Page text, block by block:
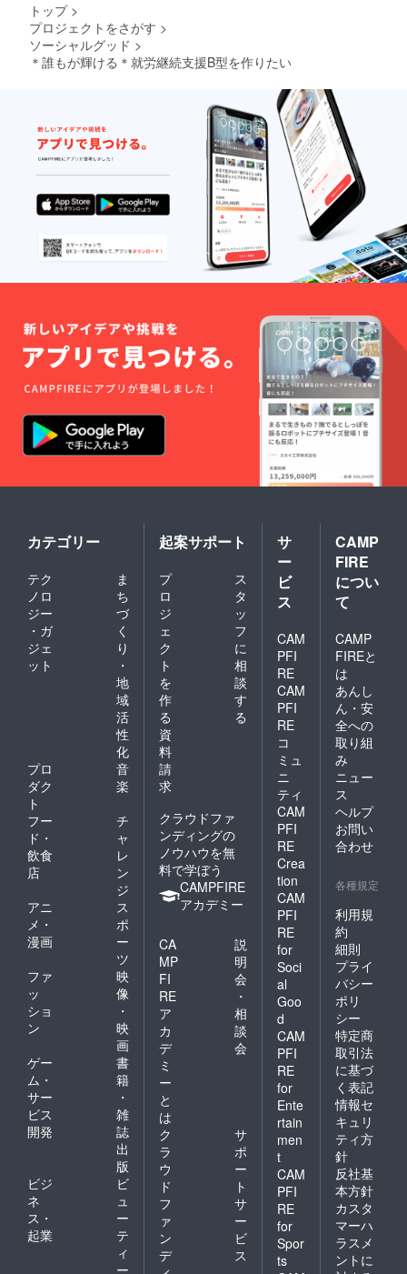
ずは、「いらっしゃい
ませ」「ありがとうご
えたら、立派な接客だ
と思っています。その
日の体調によって、
「今日は裏方をやりた
い」「今日は少しだけ
接客してみたい」そん
な風に、自分のペース
で参加できる環境を作
りたいです。もちろ
以上、売上はとても大
切です。ですが、“売
うと、本来の福祉の目
的から離れてしまうと
思っています。ルミナ
て安定して運営してい
安心して働けることそ
切にしたいと考えてい
ます。⸻地域と繋
がれる場所にしたいル
ミナスは、利用者さん
だけの場所ではなく、
地域の方も気軽に来ら
れる場所を目指してい
ます。障害福祉は、ま
だまだ知られていない
部分も多く、「就労支
援って何をする場所な
の？」と思う方も少な
くありません。だから
こそ、地域の方が自然
に立ち寄れて、交流が
生まれる場所にしたい
と思っています。利用
者さんが作った作品を
手に取ってもらった
り、イベントを通して
繋がったり。そんな小
さな交流が、利用者さ
んの自信にも繋がって
いくと考えています。
⸻最後にルミナス
では、「無理をしなく
ていい」「自分のペー
スでいい」そんな風に
思える場所を作りたい
です。そして、“支援
されるだけ”ではな
ることが大切なのだ
と、今は自分に言い聞
かせています。今はま
ません。それでも、こ
れを読んでくださる
方、拡散してくださる
方、応援の言葉をくだ
さる方の存在が、本当
す。少しずつでも、必
要としている方へ届く
を続けていきたいと思
います。応援よろしく
お願いいたします。
トップ >
プロジェクトをさがす >
ソーシャルグッド >
＊誰もが輝ける＊就労継続支援B型を作りたい
カテゴリー
テク
ノロ
ジー
・ガ
ジェ
ット
ま
ち
づ
く
り
・
地
域
活
性
化
プロ
ダク
ト
音
楽
フー
ド・
飲食
店
チ
ャ
レ
ン
ジ
アニ
メ・
漫画
ス
ポ
ー
ツ
ファ
ッ
ショ
ン
映
像
・
映
画
ゲー
ム・
サー
ビス
開発
書
籍
・
雑
誌
出
版
ビジ
ネ
ス・
起業
ビ
ュ
ー
テ
ィ
ー
起案サポート
プ
ロ
ジ
ェ
ク
ト
を
作
る
ス
タ
ッ
フ
に
相
談
す
る
資
料
請
求
クラウドファ
ンディングの
ノウハウを無
料で学ぼう
CAMPFIRE
アカデミー
CA
MP
FI
RE
ア
カ
デ
ミ
ー
と
は
説
明
会
・
相
談
会
ク
ラ
ウ
ド
フ
ァ
ン
デ
サ
ポ
ー
ト
サ
ー
ビ
ス
サ
ー
ビ
ス
CAM
PFI
RE
CAM
PFI
RE
コ
ミュ
ニ
ティ
CAM
PFI
RE
Crea
tion
CAM
PFI
RE
for
Soci
al
Goo
d
CAM
PFI
RE
for
Ente
rtain
men
t
CAM
PFI
RE
for
Spor
ts
CAMP
FIRE
につい
て
CAMP
FIREと
は
あんし
ん・安
全への
取り組
み
ニュー
ス
ヘルプ
お問い
合わせ
各種規定
利用規
約
細則
プライ
バシー
ポリ
シー
特定商
取引法
に基づ
く表記
情報セ
キュリ
ティ方
針
反社基
本方針
カスタ
マーハ
ラスメ
ントに